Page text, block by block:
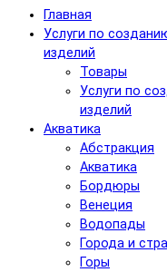
Главная
Услуги по
изделий
Товары
Услуги по
изделий
Акватика
Абстракция
Акватика
Бордюры
Венеция
Водопады
Города и
Горы